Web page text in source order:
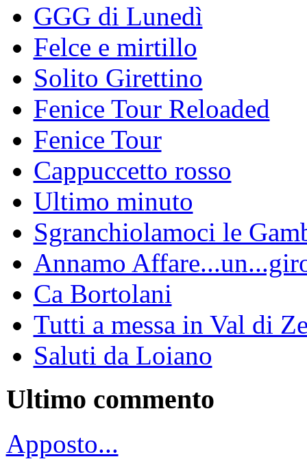
GGG di Lunedì
Felce e mirtillo
Solito Girettino
Fenice Tour Reloaded
Fenice Tour
Cappuccetto rosso
Ultimo minuto
Sgranchiolamoci le
Annamo
Ca Bortolani
Tutti a messa in Val di
Saluti da Loiano
Ultimo commento
Apposto...